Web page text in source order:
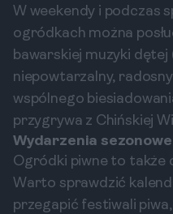
W weekendy i podczas
ogródkach można
bawarskiej muzyki
niepowtarzalny,
wspólnego
przygrywa z Chińskiej
Wydarzenia
Ogródki piwne to także
Warto sprawdzić
przegapić festiwali